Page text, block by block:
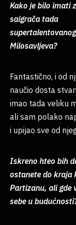
Kako je bilo imati
saigrača tada
Milosavljeva?
Fantastično, i od
naučio dosta
imao tada veliku
ali sam polako
i upijao sve od
Iskreno hteo bih
ostanete do kraja
Partizanu, ali gde
sebe u